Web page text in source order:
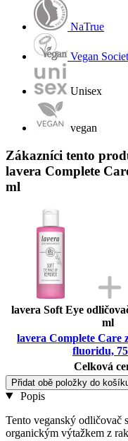
NaTrue
Vegan
Unisex
vegan
Zákazníci tento
lavera Complete
ml
lavera Soft Eye
ml
lavera Complete Care
fluoridu,
Celková
Přidat obě položky do
Popis
Tento veganský odličovač
organickým výtažkem z